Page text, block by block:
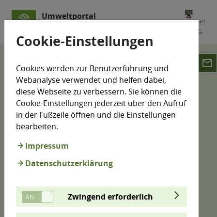
Umweltportal
LÜSA
Luftmesswerte
Informationen zum Luftqualitätsindex
Informationen zum
Luftqualitätsindex
Umweltbundesamtes (UBA) ist ein Indikator für die
auf die Gesundheit des Menschen berücksichtigt.
Der LQI wird auf Grundlage von Messwerten im
Cookie-Einstellungen
Cookies werden zur Benutzerführung und
Webanalyse verwendet und helfen dabei,
diese Webseite zu verbessern. Sie können die
Cookie-Einstellungen jederzeit über den Aufruf
in der Fußzeile öffnen und die Einstellungen
bearbeiten.
Impressum
Datenschutzerklärung
Zwingend erforderlich
email